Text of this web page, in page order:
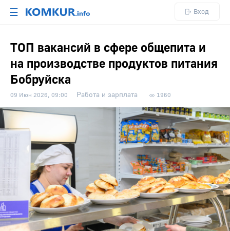
☰ Вход
ТОП вакансий в сфере общепита и
на производстве продуктов питания
Бобруйска
09 Июн 2026, 09:00 Работа и зарплата 1960